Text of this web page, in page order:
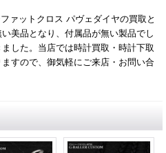
ァットクロス パヴェダイヤの買取と
美品となり、付属品が無い製品でし
した。当店では時計買取・時計下取
すので、御気軽にご来店・お問い合